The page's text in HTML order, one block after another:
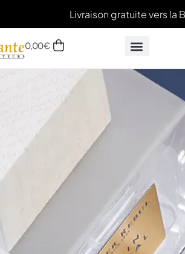
Livraison gratuite vers la
0,00€